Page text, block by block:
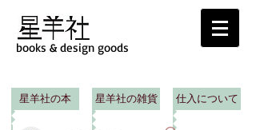
books & design goods
星羊社の本 星羊社の雑貨 仕入について